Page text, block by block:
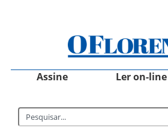
Assine Ler on-line